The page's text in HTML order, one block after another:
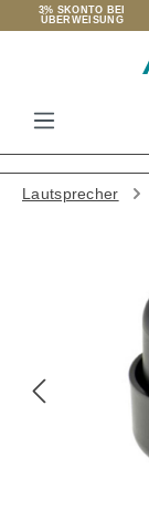
3% SKONTO BEI
ÜBERWEISUNG
Lautsprecher
Bildergalerie